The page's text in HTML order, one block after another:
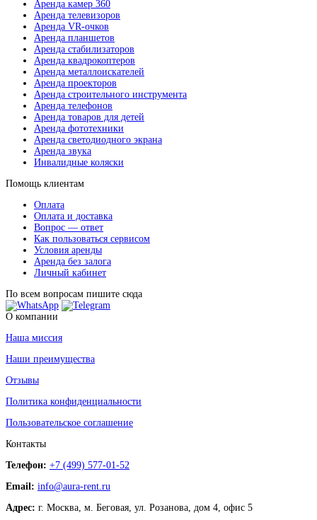
Аренда камер 360
Аренда телевизоров
Аренда VR-очков
Аренда планшетов
Аренда стабилизаторов
Аренда квадрокоптеров
Аренда металлоискателей
Аренда проекторов
Аренда строительного инструмента
Аренда телефонов
Аренда товаров для детей
Аренда фототехники
Аренда светодиодного экрана
Аренда звука
Инвалидные коляски
Помощь клиентам
Оплата
Оплата и доставка
Вопрос — ответ
Как пользоваться сервисом
Условия аренды
Аренда без залога
Личный кабинет
По всем вопросам пишите сюда
О компании
Наша миссия
Наши преимущества
Отзывы
Политика конфиденциальности
Пользовательское соглашение
Контакты
Телефон: +7 (499) 577-01-52
Email: info@aura-rent.ru
Адрес: г. Москва, м. Беговая, ул. Розанова, дом 4, офис 5